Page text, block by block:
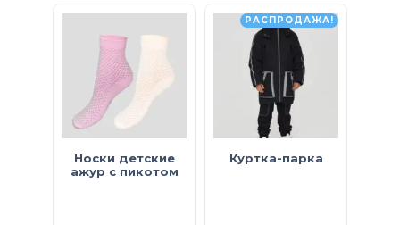
Носки детские
ажур с пикотом
РАСПРОДАЖА!
Куртка-парка